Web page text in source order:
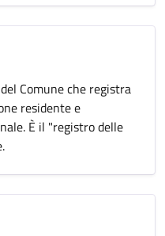
Comune che registra
residente e
È il "registro delle